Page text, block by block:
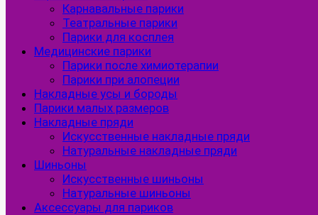
Карнавальные парики
Театральные парики
Парики для косплея
Медицинские парики
Парики после химиотерапии
Парики при алопеции
Накладные усы и бороды
Парики малых размеров
Накладные пряди
Искусственные накладные пряди
Натуральные накладные пряди
Шиньоны
Искусственные шиньоны
Натуральные шиньоны
Аксессуары для париков